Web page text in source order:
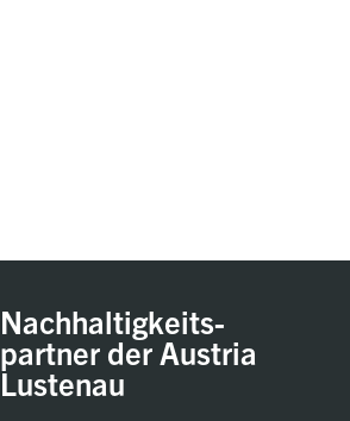
Nachhaltigkeits-
partner der Austria
Lustenau